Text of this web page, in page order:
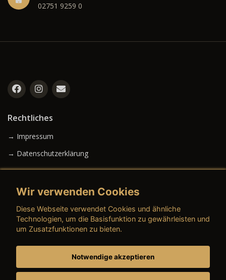
02751 9259 0
Rechtliches
→ Impressum
→ Datenschutzerklärung
→ AGB (Gebrauchtwagen)
→ AGB (Teile & Zubehör)
Wir verwenden Cookies
Diese Webseite verwendet Cookies und ähnliche
Technologien, um die Basisfunktion zu gewährleisten und
um Zusatzfunktionen zu bieten.
Notwendige akzeptieren